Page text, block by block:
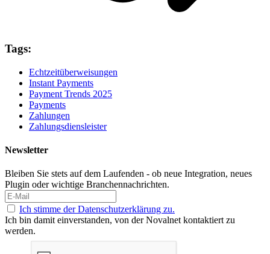
Tags:
Echtzeitüberweisungen
Instant Payments
Payment Trends 2025
Payments
Zahlungen
Zahlungsdiensleister
Newsletter
Bleiben Sie stets auf dem Laufenden - ob neue Integration, neues
Plugin oder wichtige Branchennachrichten.
Ich stimme der Datenschutzerklärung zu.
Ich bin damit einverstanden, von der Novalnet kontaktiert zu
werden.